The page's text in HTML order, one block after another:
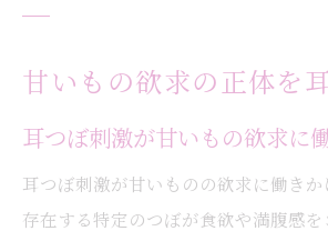
続けやすい耳つぼダイエッ
耳つぼ施術で食事制限なし
耳つぼダイエットがリバウ
耳つぼダイエットと生活習
甘いもの欲求の正体を
耳つぼ刺激が甘いもの欲求に
耳つぼ刺激が甘いものの欲求に働き
存在する特定のつぼが食欲や満腹感